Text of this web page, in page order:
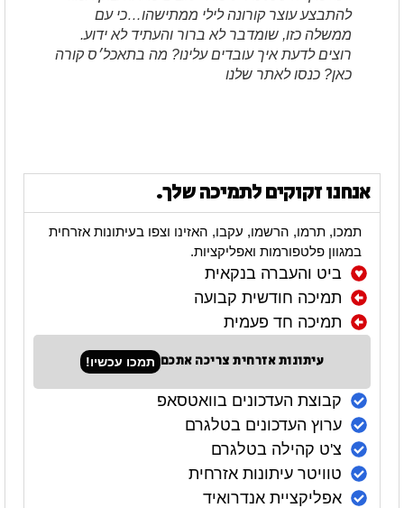
להתבצע עוצר קורונה לילי ממתישהו…כי עם
ממשלה כזו, שומדבר לא ברור והעתיד לא ידוע.
רוצים לדעת איך עובדים עלינו? מה בתאכל׳ס קורה
כאן? כנסו לאתר שלנו
אנחנו זקוקים לתמיכה שלך.
תמכו, תרמו, הרשמו, עקבו, האזינו וצפו בעיתונות אזרחית
במגוון פלטפורמות ואפליקציות.
ביט והעברה בנקאית
תמיכה חודשית קבועה
תמיכה חד פעמית
עיתונות אזרחית צריכה אתכם תמכו עכשיו!
קבוצת העדכונים בוואטסאפ
ערוץ העדכונים בטלגרם
צ'ט קהילה בטלגרם
טוויטר עיתונות אזרחית
אפליקציית אנדרואיד